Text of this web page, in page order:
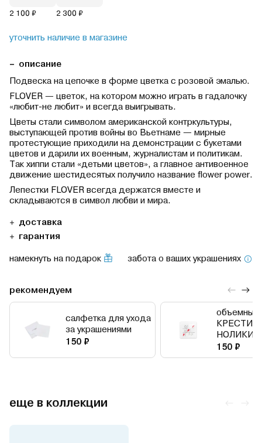
2 100 ₽ 2 300 ₽
уточнить наличие в магазине
описание
Подвеска на цепочке в форме цветка с розовой эмалью.
FLOVER — цветок, на котором можно играть в гадалочку
«любит-не любит» и всегда выигрывать.
Цветы стали символом американской контркультуры,
выступающей против войны во Вьетнаме — мирные
протестующие приходили на демонстрации с букетами
цветов и дарили их военным, журналистам и политикам.
Так хиппи стали «детьми цветов», а главное антивоенное
движение шестидесятых получило название flower power.
Лепестки FLOVER всегда держатся вместе и
складываются в символ любви и мира.
доставка
гарантия
намекнуть на подарок
забота о ваших украшениях
рекомендуем
салфетка для ухода
за украшениями
150 ₽
объемный
НОЛИКИ
150 ₽
еще в коллекции